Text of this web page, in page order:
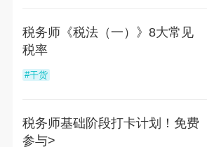
税务师《税法（一）》8大常见
税率
#干货
税务师基础阶段打卡计划！免费
参与>